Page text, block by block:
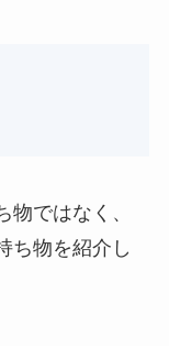
ではなく、
ち物を紹介し